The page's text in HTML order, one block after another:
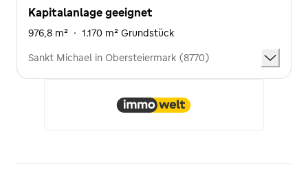
Kapitalanlage geeignet
976,8 m² · 1.170 m² Grundstück
Sankt Michael in Obersteiermark (8770)